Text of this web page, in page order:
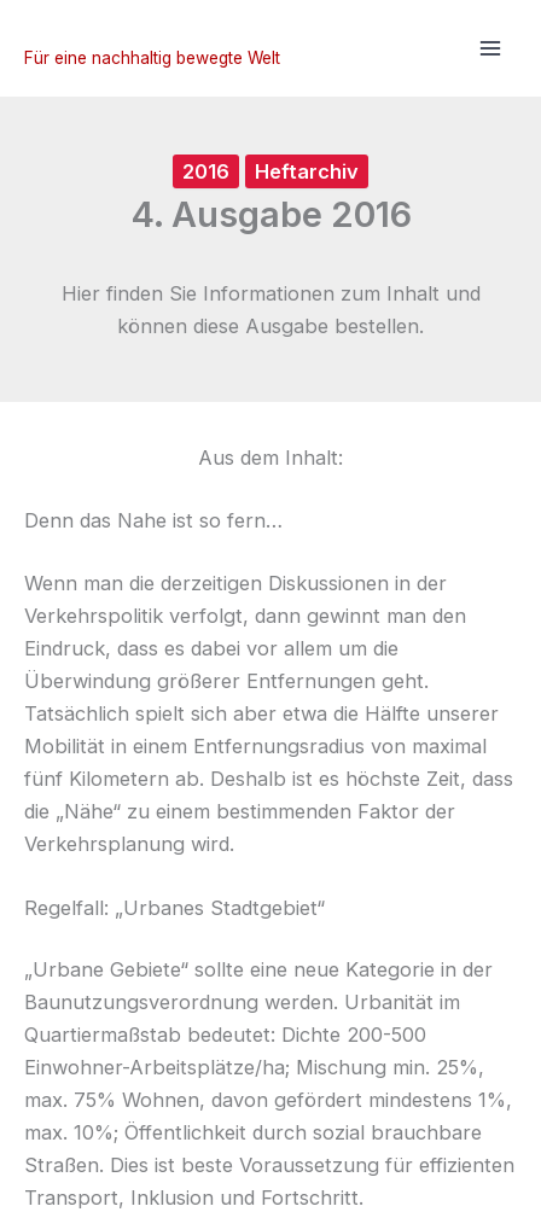
InhaltFür eine nachhaltig bewegte Welt
2016 Heftarchiv
4. Ausgabe 2016
Hier finden Sie Informationen zum Inhalt und
können diese Ausgabe bestellen.
Aus dem Inhalt:
Denn das Nahe ist so fern…
Wenn man die derzeitigen Diskussionen in der
Verkehrspolitik verfolgt, dann gewinnt man den
Eindruck, dass es dabei vor allem um die
Überwindung größerer Entfernungen geht.
Tatsächlich spielt sich aber etwa die Hälfte unserer
Mobilität in einem Entfernungsradius von maximal
fünf Kilometern ab. Des­halb ist es höchste Zeit, dass
die „Nähe“ zu einem bestimmenden Faktor der
Verkehrs­planung wird.
Regelfall: „Urbanes Stadtgebiet“
„Urbane Gebiete“ sollte eine neue Kategorie in der
Baunutzungsverordnung werden. Urbani­tät im
Quartiermaßstab bedeutet: Dichte 200-500
Einwohner-Arbeitsplätze/ha; Mischung min. 25%,
max. 75% Wohnen, davon geför­dert mindestens 1%,
max. 10%; Öffentlichkeit durch sozial brauchbare
Straßen. Dies ist beste Voraussetzung für effizienten
Transport, Inklusion und Fortschritt.